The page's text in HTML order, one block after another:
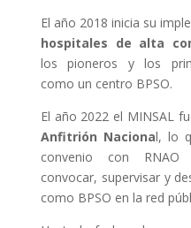
El año 2018 inicia su
hospitales de alta
los pioneros y los
como un centro BPSO.
El año 2022 el MINSAL
Anfitrión Nacional, lo
convenio con
convocar, supervisar y
como BPSO en la red